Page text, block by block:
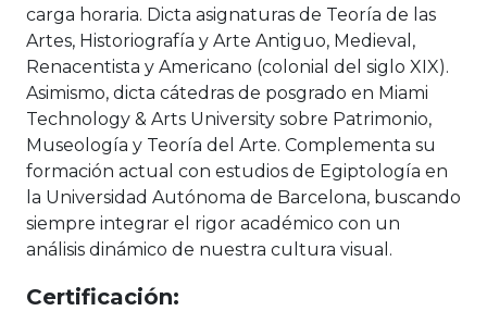
carga horaria. Dicta asignaturas de Teoría de las
Artes, Historiografía y Arte Antiguo, Medieval,
Renacentista y Americano (colonial del siglo XIX).
Asimismo, dicta cátedras de posgrado en Miami
Technology & Arts University sobre Patrimonio,
Museología y Teoría del Arte. Complementa su
formación actual con estudios de Egiptología en
la Universidad Autónoma de Barcelona, buscando
siempre integrar el rigor académico con un
análisis dinámico de nuestra cultura visual.
Certificación: